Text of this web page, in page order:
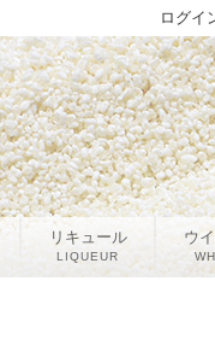
リキュール
LIQUEUR
ウ
ログイ